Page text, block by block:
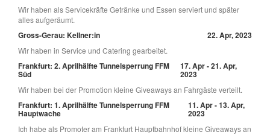
Wir haben als Servicekräfte Getränke und Essen serviert und später
alles aufgeräumt.
Gross-Gerau: Kellner:in 22. Apr, 2023
Wir haben in Service und Catering gearbeitet.
Frankfurt: 2. Aprilhälfte Tunnelsperrung FFM
Süd
17. Apr - 21. Apr,
2023
Wir haben bei der Promotion kleine Giveaways an Fahrgäste verteilt.
Frankfurt: 1. Aprilhälfte Tunnelsperrung FFM
Hauptwache
11. Apr - 13. Apr,
2023
Ich habe als Promoter am Frankfurt Hauptbahnhof kleine Giveaways an